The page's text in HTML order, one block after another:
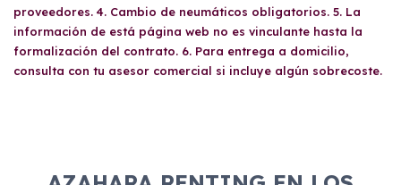
proveedores. 4. Cambio de neumáticos obligatorios. 5. La
información de está página web no es vinculante hasta la
formalización del contrato. 6. Para entrega a domicilio,
consulta con tu asesor comercial si incluye algún sobrecoste.